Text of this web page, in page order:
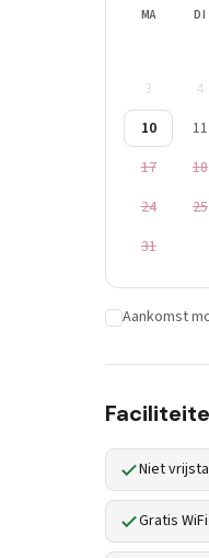
MA DI
3
4
10
11
17
18
24
25
31
Aankomst
Niet
Gratis WiFi